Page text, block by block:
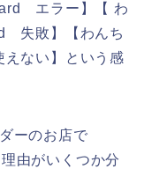
エラー】【 わ
失敗】【わんち
ない】という感
ーのお店で
由がいくつか分